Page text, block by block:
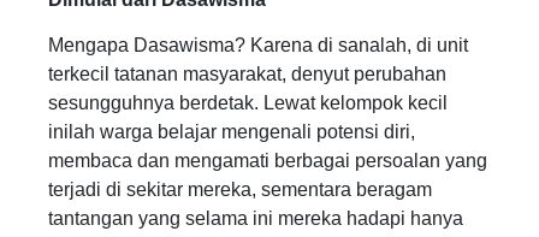
Mengapa Dasawisma? Karena di sanalah, di unit
terkecil tatanan masyarakat, denyut perubahan
sesungguhnya berdetak. Lewat kelompok kecil
inilah warga belajar mengenali potensi diri,
membaca dan mengamati berbagai persoalan yang
terjadi di sekitar mereka, sementara beragam
tantangan yang selama ini mereka hadapi hanya